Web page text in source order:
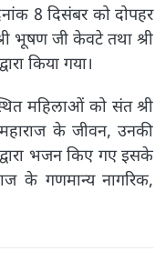
8 दिसंबर को दोपहर
भूषण जी केवटे तथा श्री
किया गया।
महिलाओं को संत श्री
के जीवन, उनकी
भजन किए गए इसके
के गणमान्य नागरिक,